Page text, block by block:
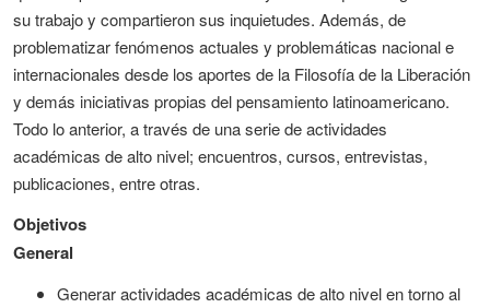
su trabajo y compartieron sus inquietudes. Además, de
problematizar fenómenos actuales y problemáticas nacional e
internacionales desde los aportes de la Filosofía de la Liberación
y demás iniciativas propias del pensamiento latinoamericano.
Todo lo anterior, a través de una serie de actividades
académicas de alto nivel; encuentros, cursos, entrevistas,
publicaciones, entre otras.
Objetivos
General
Generar actividades académicas de alto nivel en torno al